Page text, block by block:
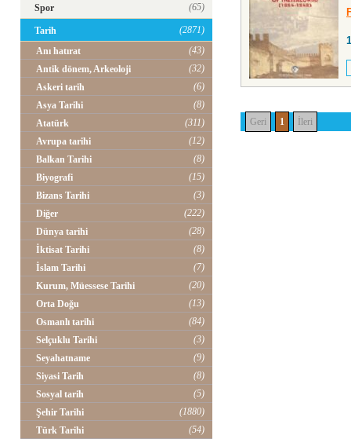
Spor (65)
Tarih
(2871)
Anı hatırat
(43)
Antik dönem, Arkeoloji
(32)
Askeri tarih
(6)
Asya Tarihi
(8)
Atatürk
(311)
Avrupa tarihi
(12)
Balkan Tarihi
(8)
Biyografi
(15)
Bizans Tarihi
(3)
Diğer
(222)
Dünya tarihi
(28)
İktisat Tarihi
(8)
İslam Tarihi
(7)
Kurum, Müessese Tarihi
(20)
Orta Doğu
(13)
Osmanlı tarihi
(84)
Selçuklu Tarihi
(3)
Seyahatname
(9)
Siyasi Tarih
(8)
Sosyal tarih
(5)
Şehir Tarihi
(1880)
Türk Tarihi
(54)
Geri 1 İleri